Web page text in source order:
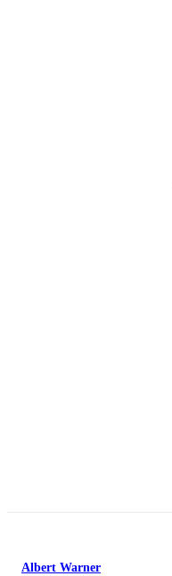
Albert Warner